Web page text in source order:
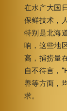
在水产大国
保鲜技术，
特别是北海
响，这些地
高，捕捞量
自不待言，
养等方面，
求。